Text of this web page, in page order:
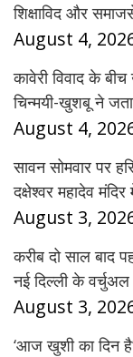
शिक्षाविद और
August 4,
कावेरी विवाद के
चिन्मयी-खुशबू ने
August 4,
सावन सोमवार पर
दक्षेश्वर महादेव
August 3,
करीब दो साल बाद
नई दिल्ली के
August 3,
‘आज खुशी का दिन